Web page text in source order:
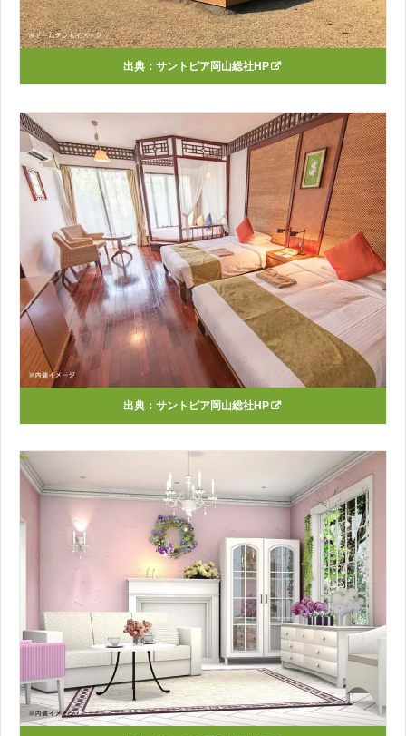
出典： サントピア岡山総社HP
出典： サントピア岡山総社HP